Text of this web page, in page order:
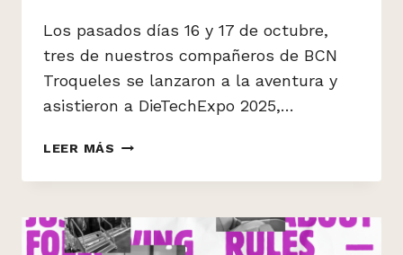
Los pasados días 16 y 17 de octubre,
tres de nuestros compañeros de BCN
Troqueles se lanzaron a la aventura y
asistieron a DieTechExpo 2025,…
LEER MÁS DE
A
APRENDIENDO,
CONECTANDO